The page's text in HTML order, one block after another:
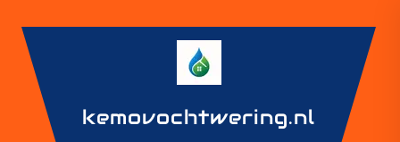
content
kemovochtwering.nl